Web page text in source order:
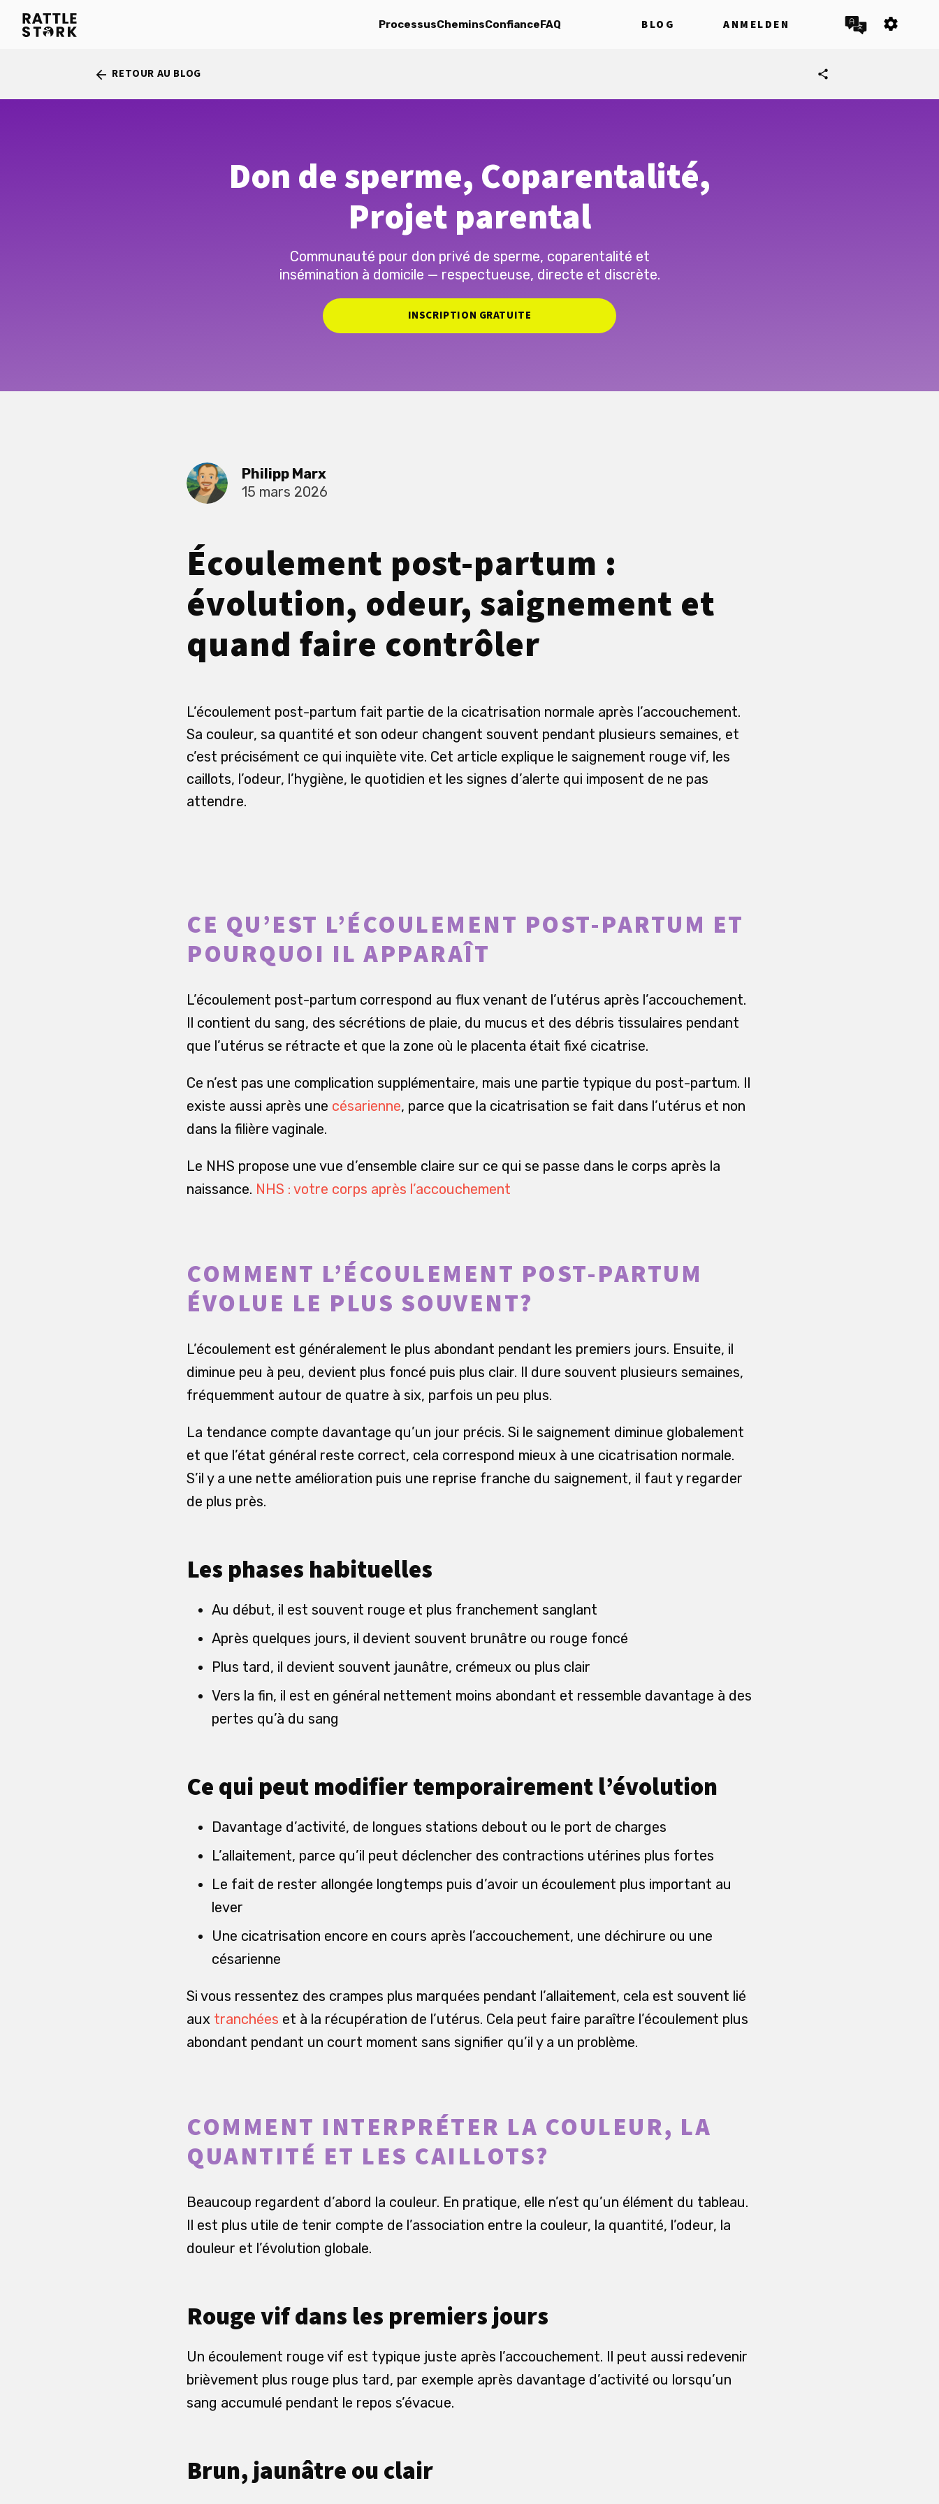
ProcessusCheminsConfianceFAQ BLOG ANMELDEN settings
arrow_back RETOUR AU BLOG share
Don de sperme, Coparentalité,
Projet parental
Communauté pour don privé de sperme, coparentalité et
insémination à domicile — respectueuse, directe et discrète.
INSCRIPTION GRATUITE
Philipp Marx
15 mars 2026
Écoulement post-partum :
évolution, odeur, saignement et
quand faire contrôler
L’écoulement post-partum fait partie de la cicatrisation normale après l’accouchement.
Sa couleur, sa quantité et son odeur changent souvent pendant plusieurs semaines, et
c’est précisément ce qui inquiète vite. Cet article explique le saignement rouge vif, les
caillots, l’odeur, l’hygiène, le quotidien et les signes d’alerte qui imposent de ne pas
attendre.
CE QU’EST L’ÉCOULEMENT POST-PARTUM ET
POURQUOI IL APPARAÎT
L’écoulement post-partum correspond au flux venant de l’utérus après l’accouchement.
Il contient du sang, des sécrétions de plaie, du mucus et des débris tissulaires pendant
que l’utérus se rétracte et que la zone où le placenta était fixé cicatrise.
Ce n’est pas une complication supplémentaire, mais une partie typique du post-partum. Il
existe aussi après une césarienne, parce que la cicatrisation se fait dans l’utérus et non
dans la filière vaginale.
Le NHS propose une vue d’ensemble claire sur ce qui se passe dans le corps après la
naissance. NHS : votre corps après l’accouchement
COMMENT L’ÉCOULEMENT POST-PARTUM
ÉVOLUE LE PLUS SOUVENT?
L’écoulement est généralement le plus abondant pendant les premiers jours. Ensuite, il
diminue peu à peu, devient plus foncé puis plus clair. Il dure souvent plusieurs semaines,
fréquemment autour de quatre à six, parfois un peu plus.
La tendance compte davantage qu’un jour précis. Si le saignement diminue globalement
et que l’état général reste correct, cela correspond mieux à une cicatrisation normale.
S’il y a une nette amélioration puis une reprise franche du saignement, il faut y regarder
de plus près.
Les phases habituelles
Au début, il est souvent rouge et plus franchement sanglant
Après quelques jours, il devient souvent brunâtre ou rouge foncé
Plus tard, il devient souvent jaunâtre, crémeux ou plus clair
Vers la fin, il est en général nettement moins abondant et ressemble davantage à des
pertes qu’à du sang
Ce qui peut modifier temporairement l’évolution
Davantage d’activité, de longues stations debout ou le port de charges
L’allaitement, parce qu’il peut déclencher des contractions utérines plus fortes
Le fait de rester allongée longtemps puis d’avoir un écoulement plus important au
lever
Une cicatrisation encore en cours après l’accouchement, une déchirure ou une
césarienne
Si vous ressentez des crampes plus marquées pendant l’allaitement, cela est souvent lié
aux tranchées et à la récupération de l’utérus. Cela peut faire paraître l’écoulement plus
abondant pendant un court moment sans signifier qu’il y a un problème.
COMMENT INTERPRÉTER LA COULEUR, LA
QUANTITÉ ET LES CAILLOTS?
Beaucoup regardent d’abord la couleur. En pratique, elle n’est qu’un élément du tableau.
Il est plus utile de tenir compte de l’association entre la couleur, la quantité, l’odeur, la
douleur et l’évolution globale.
Rouge vif dans les premiers jours
Un écoulement rouge vif est typique juste après l’accouchement. Il peut aussi redevenir
brièvement plus rouge plus tard, par exemple après davantage d’activité ou lorsqu’un
sang accumulé pendant le repos s’évacue.
Brun, jaunâtre ou clair